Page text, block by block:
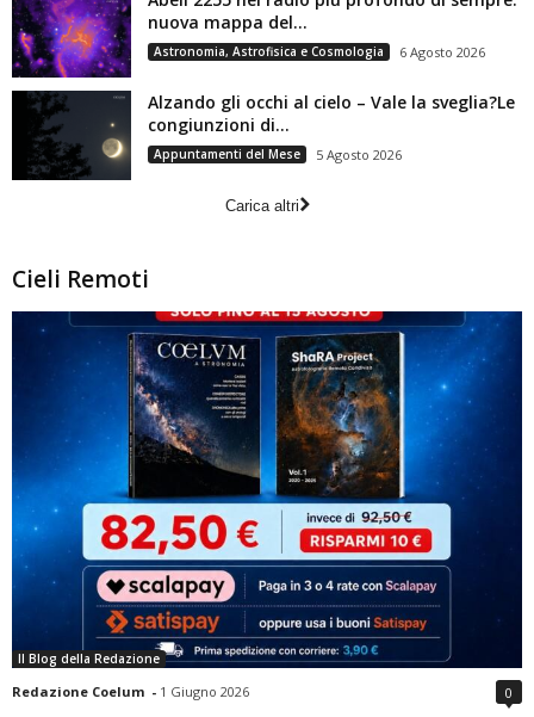
nuova mappa del...
Astronomia, Astrofisica e Cosmologia 6 Agosto 2026
Alzando gli occhi al cielo – Vale la sveglia?Le
congiunzioni di...
Appuntamenti del Mese 5 Agosto 2026
Carica altri
Cieli Remoti
Il Blog della Redazione
Redazione Coelum - 1 Giugno 2026 0